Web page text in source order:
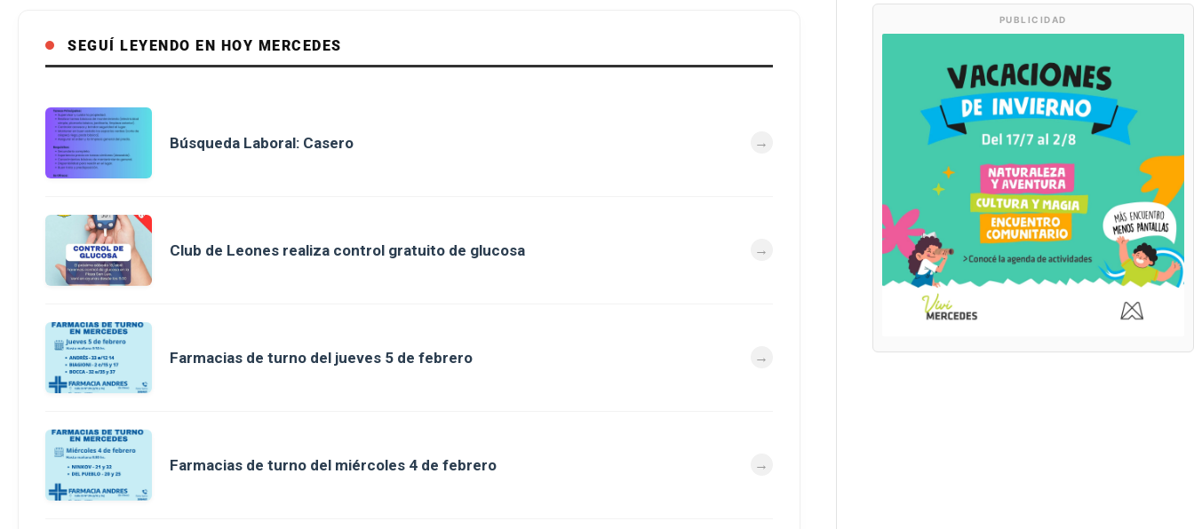
SEGUÍ LEYENDO EN HOY MERCEDES
Búsqueda Laboral: Casero
Club de Leones realiza control gratuito de glucosa
Farmacias de turno del jueves 5 de febrero
Farmacias de turno del miércoles 4 de febrero
PUBLICIDAD